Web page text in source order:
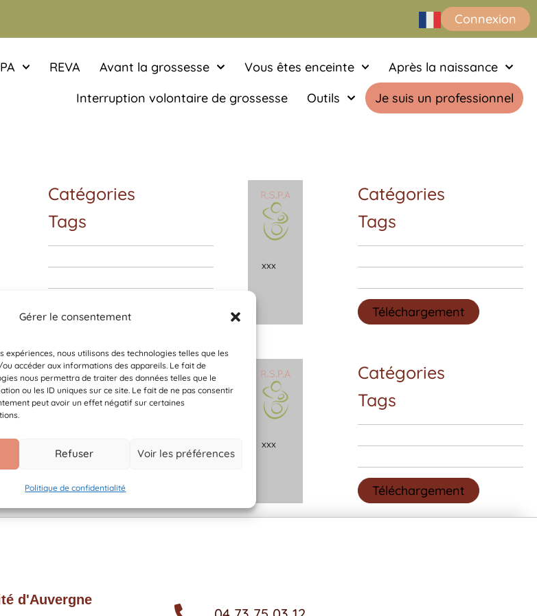
Gérer le consentement
expériences, nous utilisons des technologies telles que les
accéder aux informations des appareils. Le fait de
nous permettra de traiter des données telles que le
ou les ID uniques sur ce site. Le fait de ne pas consentir
peut avoir un effet négatif sur certaines
Refuser Voir les préférences
Politique de confidentialité
Connexion
REVA Avant la grossesse Vous êtes enceinte
Après la naissance
Interruption volontaire de grossesse
Outils Je suis un professionnel
Catégories
Tags
Téléchargement
xxx
Catégories
Tags
Téléchargement
Catégories
Tags
Téléchargement
xxx
Catégories
Tags
Téléchargement
d'Auvergne